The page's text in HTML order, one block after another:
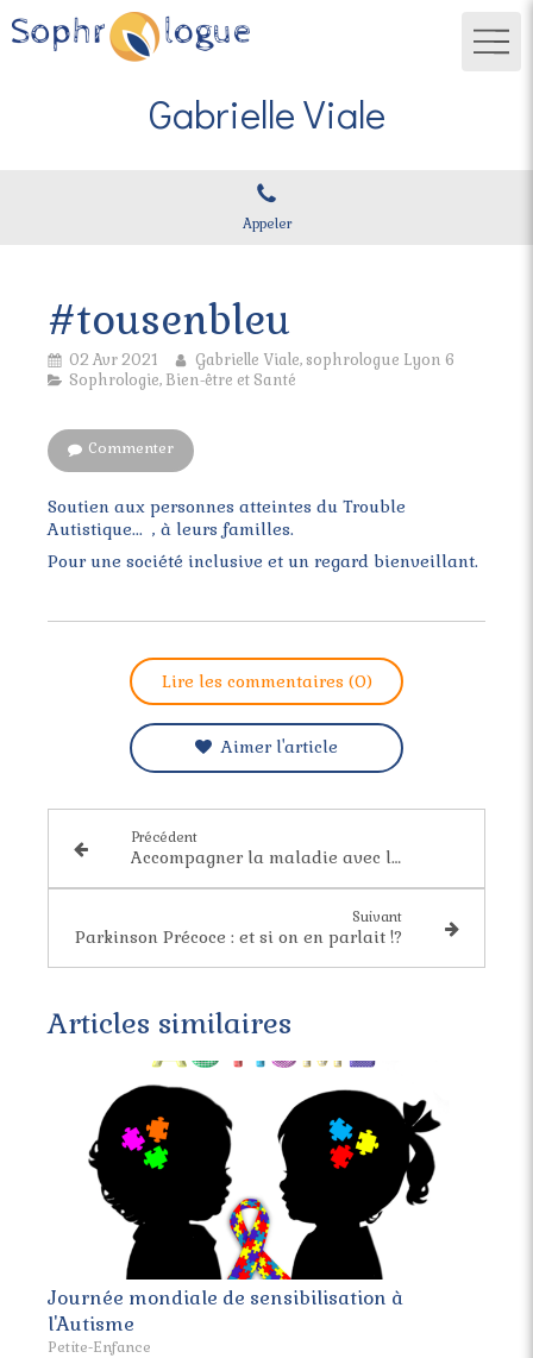
Gabrielle Viale
Appeler
#tousenbleu
02 Avr 2021
Gabrielle Viale, sophrologue Lyon 6
Sophrologie, Bien-être et Santé
Commenter
Soutien aux personnes atteintes du Trouble
Autistique... , à leurs familles.
Pour une société inclusive et un regard bienveillant.
Lire les commentaires (0)
Aimer l'article
Précédent
Accompagner la maladie avec la Sophrologie
Suivant
Parkinson Précoce : et si on en parlait !?
Articles similaires
Journée mondiale de sensibilisation à
l'Autisme
Petite-Enfance